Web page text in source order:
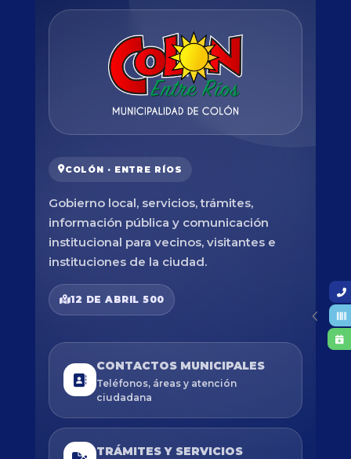
COLÓN · ENTRE RÍOS
Gobierno local, servicios, trámites,
información pública y comunicación
institucional para vecinos, visitantes e
instituciones de la ciudad.
12 DE ABRIL 500
CONTACTOS MUNICIPALES
Teléfonos, áreas y atención
ciudadana
TRÁMITES Y SERVICIOS